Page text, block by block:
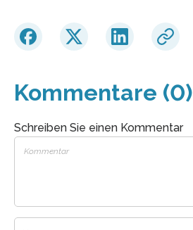
Kommentare (0)
Schreiben Sie einen Kommentar